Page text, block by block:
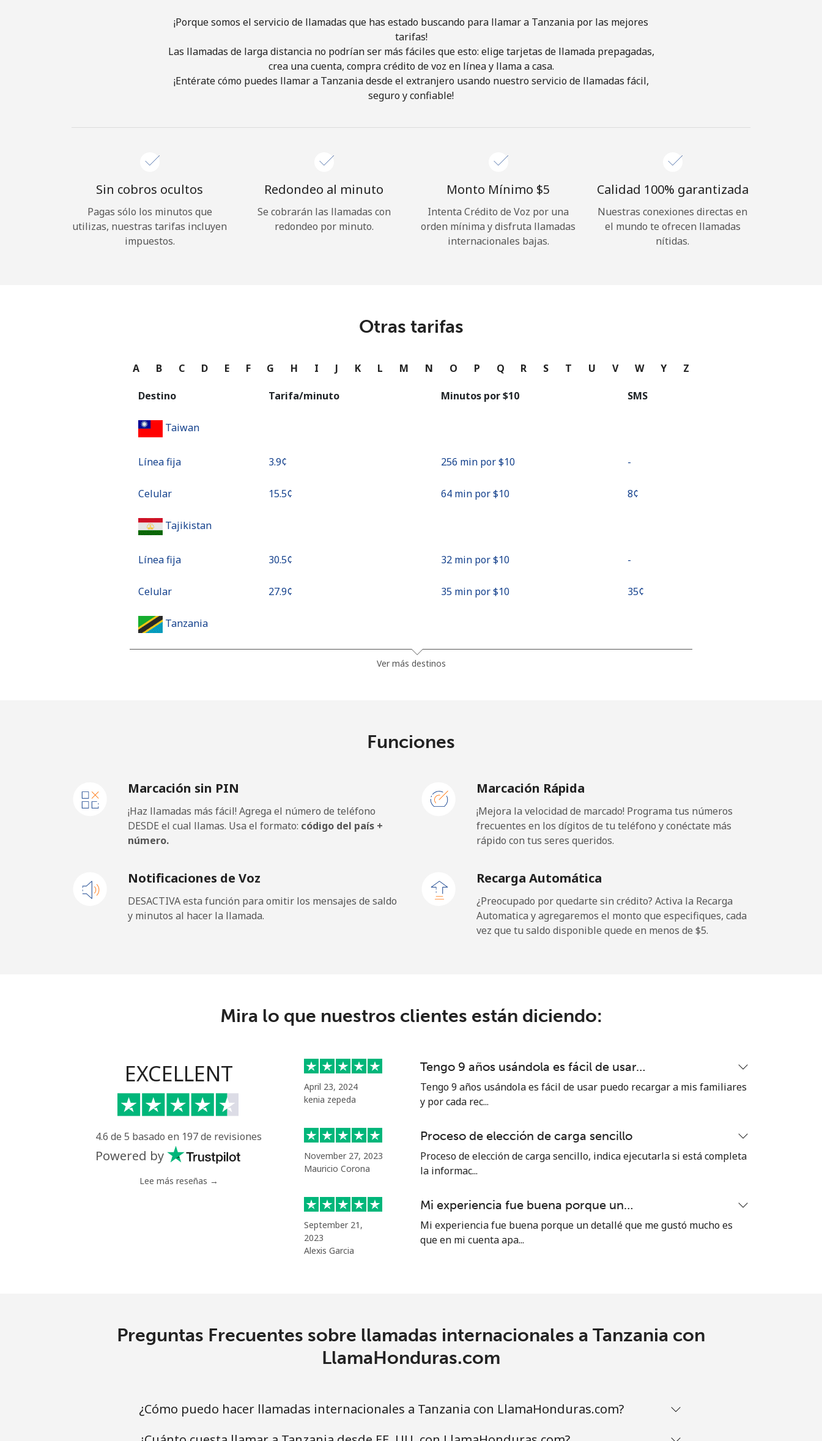
Únete
¡Hola!
Continuar con
¡Porque somos el servicio de llamadas que has estado buscando para llamar a Tanzania por las mejores
tarifas!
Las llamadas de larga distancia no podrían ser más fáciles que esto: elige tarjetas de llamada prepagadas,
crea una cuenta, compra crédito de voz en línea y llama a casa.
¡Entérate cómo puedes llamar a Tanzania desde el extranjero usando nuestro servicio de llamadas fácil,
seguro y confiable!
Sin cobros ocultos
Pagas sólo los minutos que
utilizas, nuestras tarifas incluyen
impuestos.
Redondeo al minuto
Se cobrarán las llamadas con
redondeo por minuto.
Monto Mínimo ⁦$5⁩
Intenta Crédito de Voz por una
orden mínima y disfruta llamadas
internacionales bajas.
Calidad 100% garantizada
Nuestras conexiones directas en
el mundo te ofrecen llamadas
nítidas.
Otras tarifas
A B C D E F G H I J K L M N O P Q R S T U V W Y Z
Destino Tarifa/minuto Minutos por ⁦$10⁩ SMS
Taiwan
Línea fija ⁦3.9¢⁩ 256 min por ⁦$10⁩ -
Celular ⁦15.5¢⁩ 64 min por ⁦$10⁩ ⁦8¢⁩
Tajikistan
Línea fija ⁦30.5¢⁩ 32 min por ⁦$10⁩ -
Celular ⁦27.9¢⁩ 35 min por ⁦$10⁩ ⁦35¢⁩
Tanzania
Celular 256 min por ⁦$10⁩
Togo
Celular 27 min por ⁦$10⁩
Tokelau
⁦128.5¢⁩ 7 min por ⁦$10⁩
Trinidad And Tobago
Línea fija
Tunisia
9 min por ⁦$10⁩ -
9 min por ⁦$10⁩
Celular ⁦29.9¢⁩ 33 min por ⁦$10⁩ ⁦5¢⁩
Línea fija ⁦29.5¢⁩ 33 min por ⁦$10⁩
Ver más destinos
Funciones
Marcación sin PIN
¡Haz llamadas más fácil! Agrega el número de teléfono
DESDE el cual llamas. Usa el formato: código del país +
número.
Marcación Rápida
¡Mejora la velocidad de marcado! Programa tus números
frecuentes en los dígitos de tu teléfono y conéctate más
rápido con tus seres queridos.
Notificaciones de Voz
DESACTIVA esta función para omitir los mensajes de saldo
y minutos al hacer la llamada.
Recarga Automática
¿Preocupado por quedarte sin crédito? Activa la Recarga
Automatica y agregaremos el monto que especifiques, cada
vez que tu saldo disponible quede en menos de ⁦$5⁩.
Mira lo que nuestros clientes están diciendo:
EXCELLENT
4.6 de 5 basado en 197 de revisiones
Powered by
Lee más reseñas →
April 23, 2024
kenia zepeda
Tengo 9 años usándola es fácil de usar…
Tengo 9 años usándola es fácil de usar puedo recargar a mis familiares
y por cada rec...
November 27, 2023
Mauricio Corona
Proceso de elección de carga sencillo
Proceso de elección de carga sencillo, indica ejecutarla si está completa
la informac...
September 21,
2023
Alexis Garcia
Mi experiencia fue buena porque un…
Mi experiencia fue buena porque un detallé que me gustó mucho es
que en mi cuenta apa...
Preguntas Frecuentes sobre llamadas internacionales a Tanzania con
LlamaHonduras.com
¿Cómo puedo hacer llamadas internacionales a Tanzania con LlamaHonduras.com?